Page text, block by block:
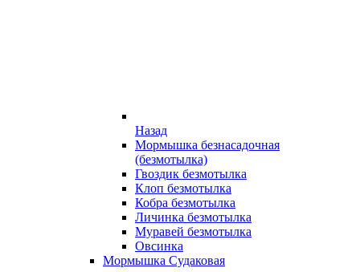
Назад
Мормышка безнасадочная
(безмотылка)
Гвоздик безмотылка
Клоп безмотылка
Кобра безмотылка
Личинка безмотылка
Муравей безмотылка
Овсинка
Мормышка Судаковая